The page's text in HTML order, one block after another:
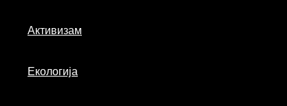
Активизам
Екологија